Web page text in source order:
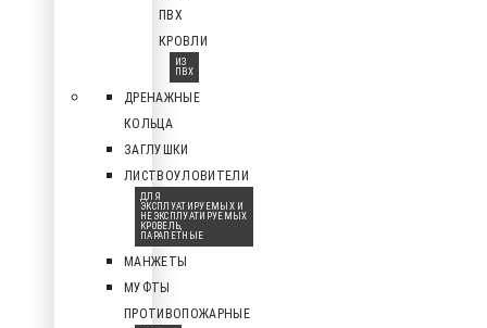
ПВХ
КРОВЛИ
ИЗ
ПВХ
ДРЕНАЖНЫЕ
КОЛЬЦА
ЗАГЛУШКИ
ЛИСТВОУЛОВИТЕЛИ
ДЛЯ
ЭКСПЛУАТИРУЕМЫХ И
НЕЭКСПЛУАТИРУЕМЫХ
КРОВЕЛЬ,
ПАРАПЕТНЫЕ
МАНЖЕТЫ
МУФТЫ
ПРОТИВОПОЖАРНЫЕ